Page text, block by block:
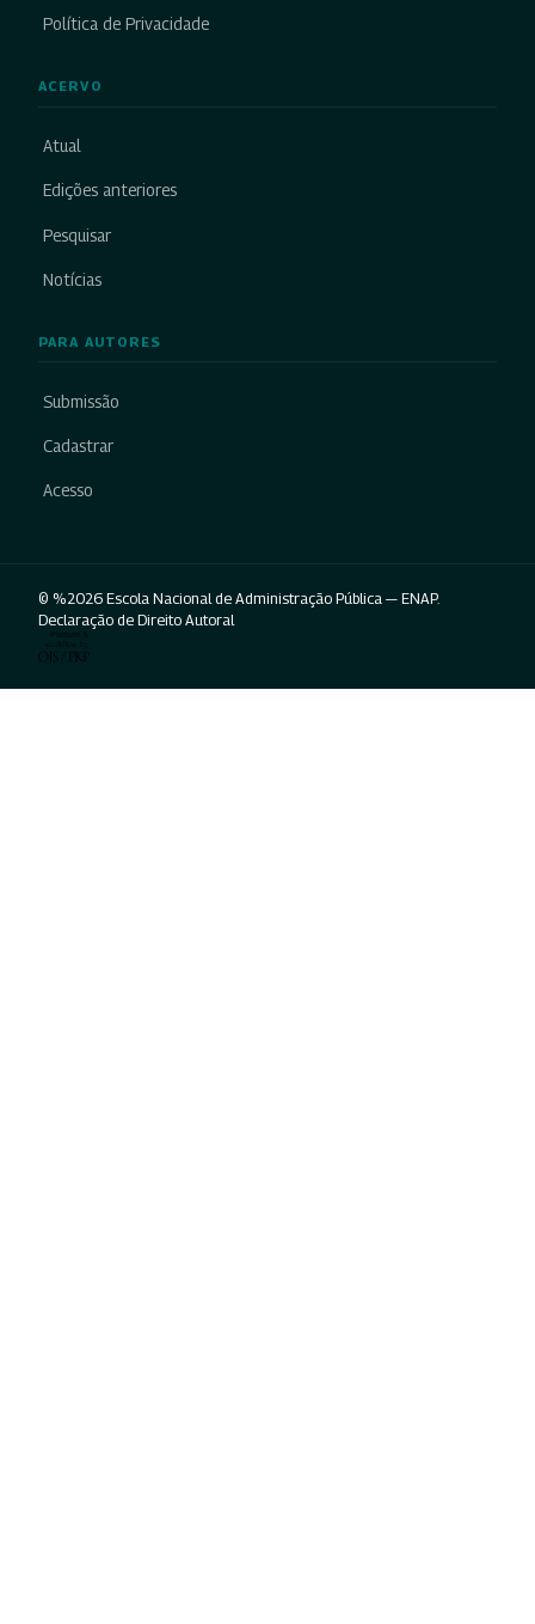
Política de Privacidade
ACERVO
Atual
Edições anteriores
Pesquisar
Notícias
PARA AUTORES
Submissão
Cadastrar
Acesso
© %2026 Escola Nacional de Administração Pública — ENAP.
Declaração de Direito Autoral